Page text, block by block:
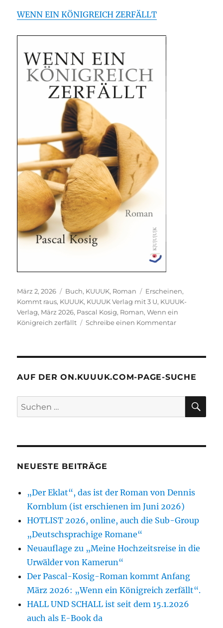
WENN EIN KÖNIGREICH ZERFÄLLT
Veröffentlicht
am
März 2, 2026 Kategorien
Buch, KUUUK, Roman Schlagwörter
Erscheinen,
Kommt raus, KUUUK, KUUUK Verlag mit 3 U, KUUUK-
Verlag, März 2026, Pascal Kosig, Roman,Wenn ein
Königreich zerfällt
Schreibe einen Kommentarzu
kommt
März
2026:
„Wenn
zerfällt“.
AUF DER ON.KUUUK.COM-PAGE-SUCHE
Suchen
nach:
NEUESTE BEITRÄGE
„Der Eklat“, das ist der Roman von Dennis
Kornblum (ist erschienen im Juni 2026)
HOTLIST 2026, online, auch die Sub-Group
„Deutschsprachige Romane“
Neuauflage zu „Meine Hochzeitsreise in die
Urwälder von Kamerun“
Der Pascal-Kosig-Roman kommt Anfang
März 2026: „Wenn ein Königreich zerfällt“.
HALL UND SCHALL ist seit dem 15.1.2026
auch als E-Book da